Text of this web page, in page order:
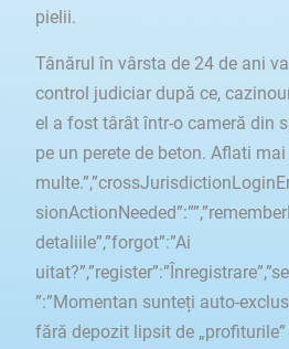
pielii.
Tânărul în vârsta de 24 de ani
control judiciar după ce,
el a fost târât într-o cameră din
pe un perete de beton. Aflati mai
detaliile”,”forgot”:”Ai
”:”Momentan sunteți auto-
fără depozit lipsit de